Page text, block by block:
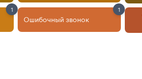
1
Ошибочный звонок
1